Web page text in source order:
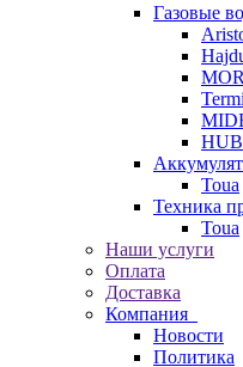
Газовые
Toua
Техника
Toua
Наши услуги
Оплата
Доставка
Компания
Новости
Политика